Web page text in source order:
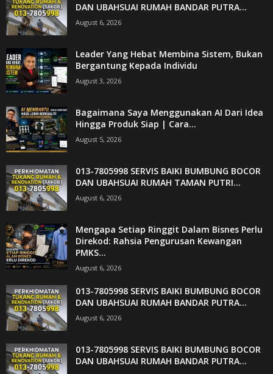
DAN UBAHSUAI RUMAH BANDAR PUTRA...
August 6, 2026
Leader Yang Hebat Membina Sistem, Bukan
Bergantung Kepada Individu
August 3, 2026
Bagaimana Saya Menggunakan AI Dari Idea
Hingga Produk Siap | Cara...
August 5, 2026
013-7805998 SERVIS BAIKI BUMBUNG BOCOR
DAN UBAHSUAI RUMAH TAMAN PUTRI...
August 6, 2026
Mengapa Setiap Ringgit Dalam Bisnes Perlu
Direkod: Rahsia Pengurusan Kewangan
PMKS...
August 6, 2026
013-7805998 SERVIS BAIKI BUMBUNG BOCOR
DAN UBAHSUAI RUMAH BANDAR PUTRA...
August 6, 2026
013-7805998 SERVIS BAIKI BUMBUNG BOCOR
DAN UBAHSUAI RUMAH BANDAR PUTRA...